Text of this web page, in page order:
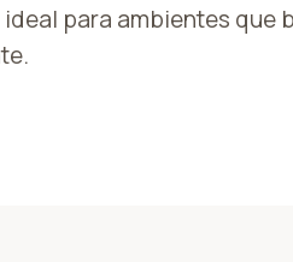
para ambientes que